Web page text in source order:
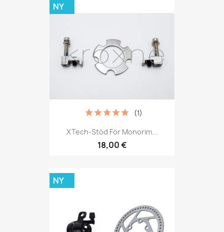
XTech-Stöd För Monorim...
18,00 €
(1)
NY
NY